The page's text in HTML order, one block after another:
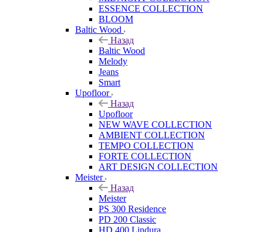
ESSENCE COLLECTION
BLOOM
Baltic Wood
Назад
Baltic Wood
Melody
Jeans
Smart
Upofloor
Назад
Upofloor
NEW WAVE COLLECTION
AMBIENT COLLECTION
TEMPO COLLECTION
FORTE COLLECTION
ART DESIGN COLLECTION
Meister
Назад
Meister
PS 300 Residence
PD 200 Classic
HD 400 Lindura